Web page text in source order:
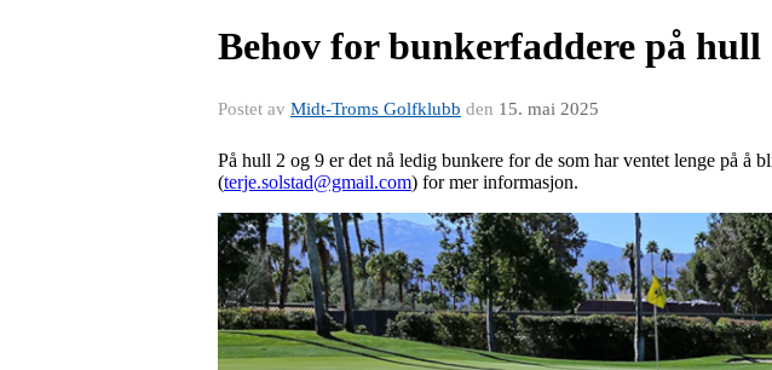
Behov for bunkerfaddere på hull
Postet av Midt-Troms Golfklubb den 15. mai 2025
På hull 2 og 9 er det nå ledig bunkere for de som har ventet lenge på å
(terje.solstad@gmail.com) for mer informasjon.